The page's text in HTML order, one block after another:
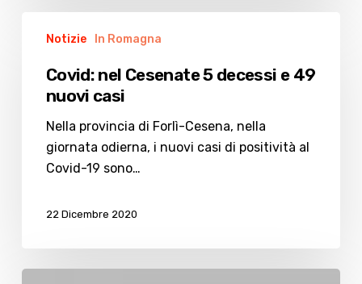
decessi
nuovi
Notizie In Romagna
Covid: nel Cesenate 5 decessi e 49
nuovi casi
Nella provincia di Forlì-Cesena, nella
giornata odierna, i nuovi casi di positività al
Covid-19 sono…
22 Dicembre 2020